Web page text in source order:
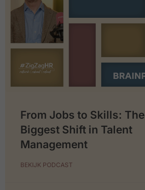
From Jobs to Skills: The
Biggest Shift in Talent
Management
BEKIJK PODCAST